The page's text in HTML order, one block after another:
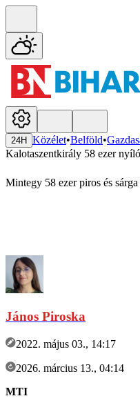
24H Közélet•Belföld•
Kalotaszentkirály 58 ezer
Mintegy 58 ezer piros és
János Piroska
2022. május 03., 14:17
2026. március 13., 04:14
MTI